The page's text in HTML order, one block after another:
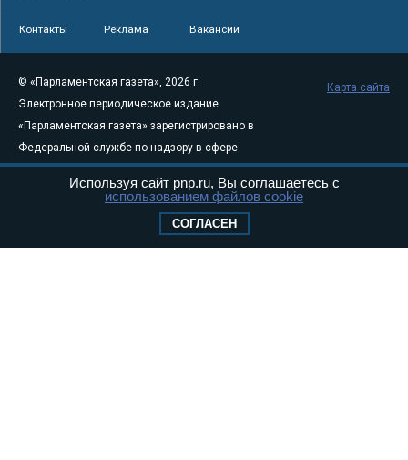
Контакты Реклама Вакансии
© «Парламентская газета», 2026 г.
Электронное периодическое издание
«Парламентская газета» зарегистрировано в
Федеральной службе по надзору в сфере
связи, информационных технологий и
массовых коммуникаций (Роскомнадзор) 05
Свидетельство о регистрации Эл № ФС77-
Карта сайта
Используя сайт pnp.ru, Вы соглашаетесь с
использованием файлов cookie
СОГЛАСЕН